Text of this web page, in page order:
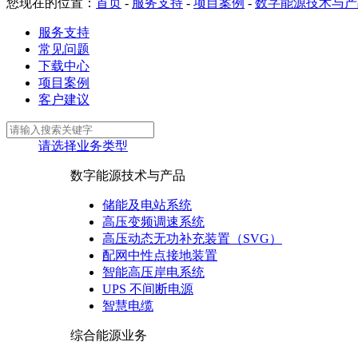
您现在的位置： 首页 - 服务支持 - 项目案例 - 数字能源技术与
服务支持
常见问题
下载中心
项目案例
客户建议
请选择业务类型
数字能源技术与产品
储能及电站系统
高压变频调速系统
高压动态无功补充装置（SVG）
配网中性点接地装置
智能高压岸电系统
UPS 不间断电源
智慧电缆
综合能源业务